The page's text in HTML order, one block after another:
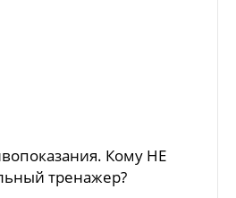
Кому НЕ
тренажер?